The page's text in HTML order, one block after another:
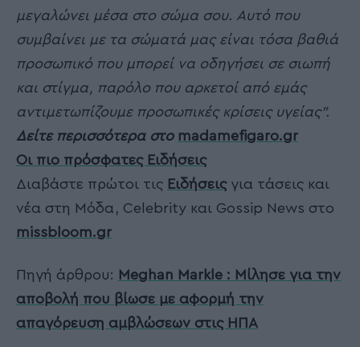
μεγαλώνει μέσα στο σώμα σου. Αυτό που
συμβαίνει με τα σώματά μας είναι τόσα βαθιά
προσωπικό που μπορεί να οδηγήσει σε σιωπή
και στίγμα, παρόλο που αρκετοί από εμάς
αντιμετωπίζουμε προσωπικές κρίσεις υγείας”.
Δείτε περισσότερα στο madamefigaro.gr
Οι πιο πρόσφατες Ειδήσεις
Διαβάστε πρώτοι τις Ειδήσειςγια τάσεις και
νέα στη Μόδα, Celebrity και Gossip News στο
missbloom.gr
Πηγή άρθρου: Meghan Markle : Μίλησε για την
αποβολή που βίωσε με αφορμή την
απαγόρευση αμβλώσεων στις ΗΠΑ